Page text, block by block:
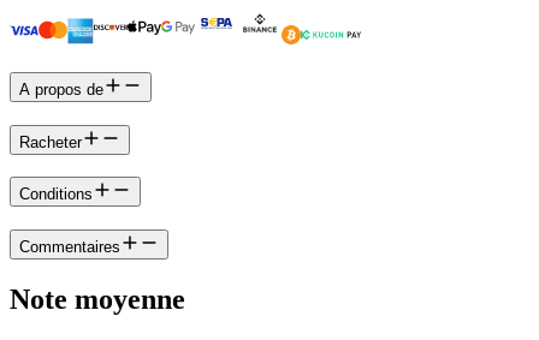
A propos de
Racheter
Conditions
Commentaires
Note moyenne